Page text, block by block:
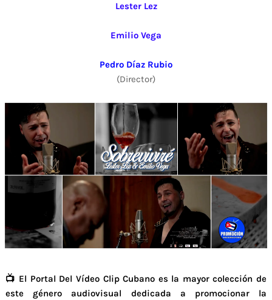
Lester Lez
Emilio Vega
Pedro Díaz Rubio
(Director)
📺 El Portal Del Vídeo Clip Cubano es la mayor colección de
este género audiovisual dedicada a promocionar la